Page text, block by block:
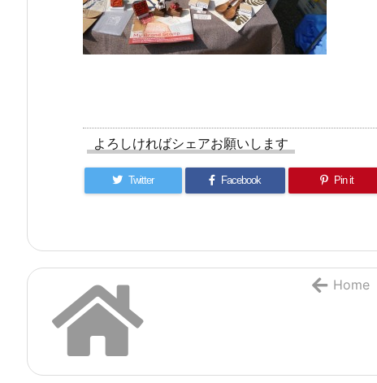
よろしければシェアお願いします
Twitter Facebook Pin it
Home